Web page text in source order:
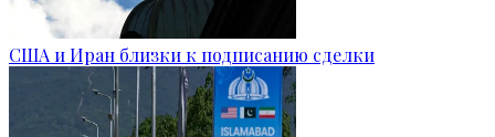
США и Иран близки к подписанию сделки